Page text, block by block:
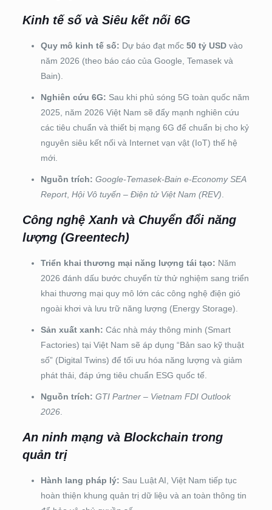
Kinh tế số và Siêu kết nối 6G
Quy mô kinh tế số: Dự báo đạt mốc 50 tỷ USDvào
năm 2026 (theo báo cáo của Google, Temasek và
Bain).
Nghiên cứu 6G: Sau khi phủ sóng 5G toàn quốc năm
2025, năm 2026 Việt Nam sẽ đẩy mạnh nghiên cứu
các tiêu chuẩn và thiết bị mạng 6G để chuẩn bị cho kỷ
nguyên siêu kết nối và Internet vạn vật (IoT) thế hệ
mới.
Nguồn trích: Google-Temasek-Bain e-Economy SEA
Report, Hội Vô tuyến – Điện tử Việt Nam (REV)
Công nghệ Xanh và Chuyển đổi năng
lượng (Greentech)
Triển khai thương mại năng lượng tái tạo: Năm
2026 đánh dấu bước chuyển từ thử nghiệm sang triển
khai thương mại quy mô lớn các công nghệ điện gió
ngoài khơi và lưu trữ năng lượng (Energy Storage).
Sản xuất xanh: Các nhà máy thông minh (Smart
Factories) tại Việt Nam sẽ áp dụng “Bản sao kỹ thuật
số” (Digital Twins) để tối ưu hóa năng lượng và giảm
phát thải, đáp ứng tiêu chuẩn ESG quốc tế.
Nguồn trích: GTI Partner – Vietnam FDI Outlook
2026.
An ninh mạng và Blockchain trong
quản trị
Hành lang pháp lý: Sau Luật AI, Việt Nam tiếp tục
hoàn thiện khung quản trị dữ liệu và an toàn thông tin